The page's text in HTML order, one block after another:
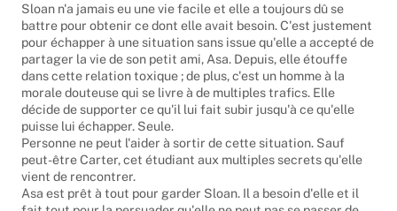
Sloan n'a jamais eu une vie facile et elle a toujours dû se
battre pour obtenir ce dont elle avait besoin. C'est justement
pour échapper à une situation sans issue qu'elle a accepté de
partager la vie de son petit ami, Asa. Depuis, elle étouffe
dans cette relation toxique ; de plus, c'est un homme à la
morale douteuse qui se livre à de multiples trafics. Elle
décide de supporter ce qu'il lui fait subir jusqu'à ce qu'elle
puisse lui échapper. Seule.
Personne ne peut l'aider à sortir de cette situation. Sauf
peut-être Carter, cet étudiant aux multiples secrets qu'elle
vient de rencontrer.
Asa est prêt à tout pour garder Sloan. Il a besoin d'elle et il